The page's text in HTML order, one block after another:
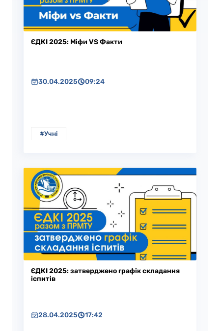
ЄДКІ 2025: Міфи VS Факти
30.04.2025 09:24
#Учні
ЄДКІ 2025: затверджено графік складання
іспитів
28.04.2025 17:42